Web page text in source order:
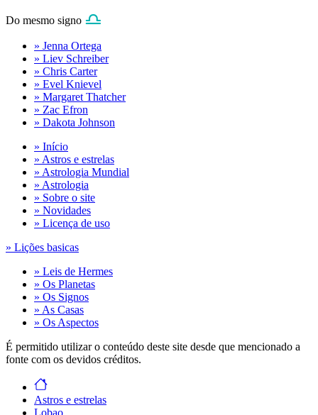
Do mesmo signo
» Jenna Ortega
» Liev Schreiber
» Chris Carter
» Evel Knievel
» Margaret Thatcher
» Zac Efron
» Dakota Johnson
» Início
» Astros e estrelas
» Astrologia Mundial
» Astrologia
» Sobre o site
» Novidades
» Licença de uso
» Lições basicas
» Leis de Hermes
» Os Planetas
» Os Signos
» As Casas
» Os Aspectos
É permitido utilizar o conteúdo deste site desde que mencionado a
fonte com os devidos créditos.
Astros e estrelas